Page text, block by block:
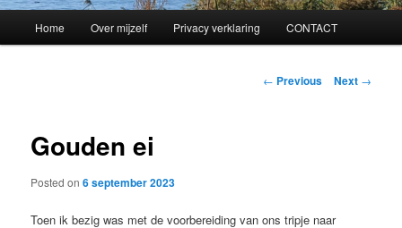
Skip
content
Home Over mijzelf Privacy verklaring CONTACT
Post
← Previous Next →
Gouden ei
Posted on6 september 2023
Toen ik bezig was met de voorbereiding van ons tripje naar